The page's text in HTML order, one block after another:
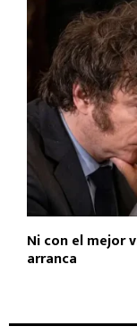
Ni con el mejor
arranca